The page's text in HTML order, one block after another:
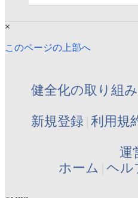
×
このページの上部へ
健全化の取り組み
新規登録 利用規
運
ホーム ヘル